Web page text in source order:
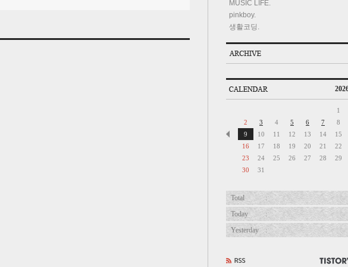
MUSIC LIFE.
pinkboy.
생활코딩.
1
2
3 4 5 6 7
8
9
10 11 12 13 14
15
16
17 18 19 20 21
22
23
24 25 26 27 28
29
30
31
Total
:
Today
:
Yesterday
: